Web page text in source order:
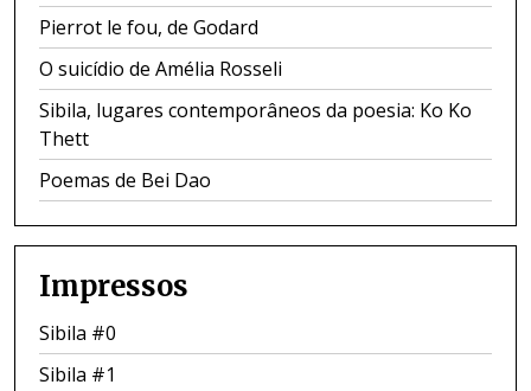
Pierrot le fou, de Godard
O suicídio de Amélia Rosseli
Sibila, lugares contemporâneos da poesia: Ko Ko
Thett
Poemas de Bei Dao
Impressos
Sibila #0
Sibila #1